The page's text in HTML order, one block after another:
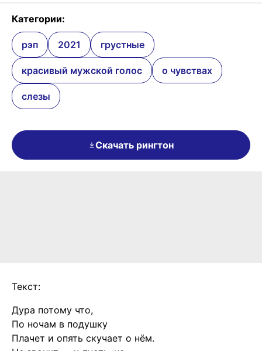
Категории:
рэп 2021 грустные
красивый мужской голос о чувствах
слезы
Скачать рингтон
Текст:
Дура потому что,
По ночам в подушку
Плачет и опять скучает о нём.